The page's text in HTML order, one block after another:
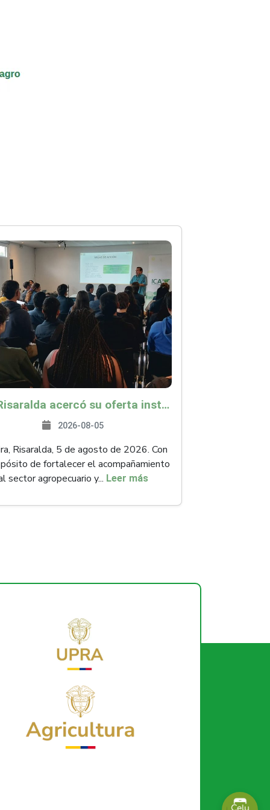
ICA Risaralda acercó su oferta institucional a productores y emprendedores en Expocamello
2026-08-05
Risaralda, 5 de agosto de 2026. Con
de fortalecer el acompañamiento
sector agropecuario y... Leer más